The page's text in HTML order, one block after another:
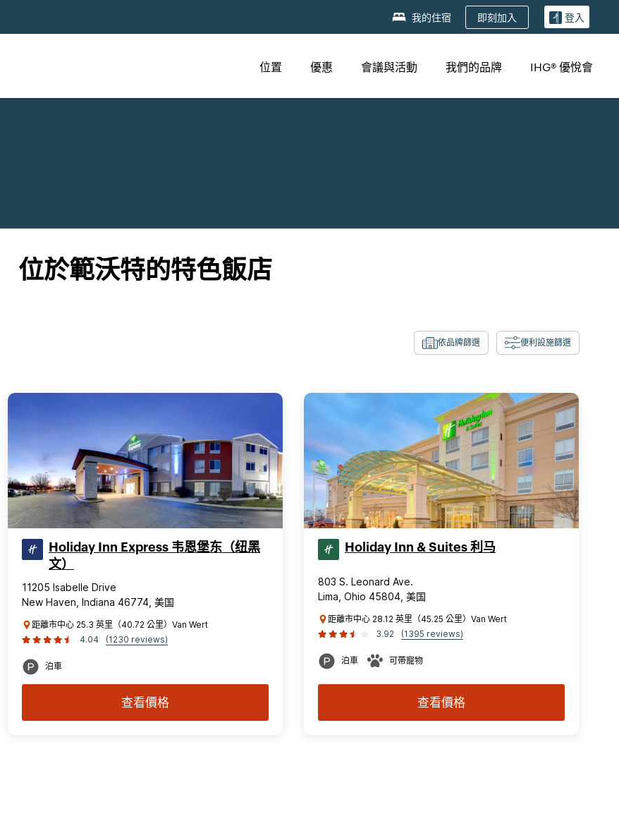
我的住宿 即刻加入 登入
位置 優惠 會議與活動 我們的品牌 IHG® 優悅會
位於範沃特的特色飯店
依品牌篩選 便利設施篩選
Holiday Inn Express 韦恩堡东（纽黑
文）
11205 Isabelle Drive
New Haven, Indiana 46774, 美国
距離市中心 25.3 英里（40.72 公里）Van Wert
4.04
(1230 reviews)
泊車
查看價格
Holiday Inn & Suites 利马
803 S. Leonard Ave.
Lima, Ohio 45804, 美国
距離市中心 28.12 英里（45.25 公里）Van Wert
3.92
(1395 reviews)
泊車 可帶寵物
查看價格